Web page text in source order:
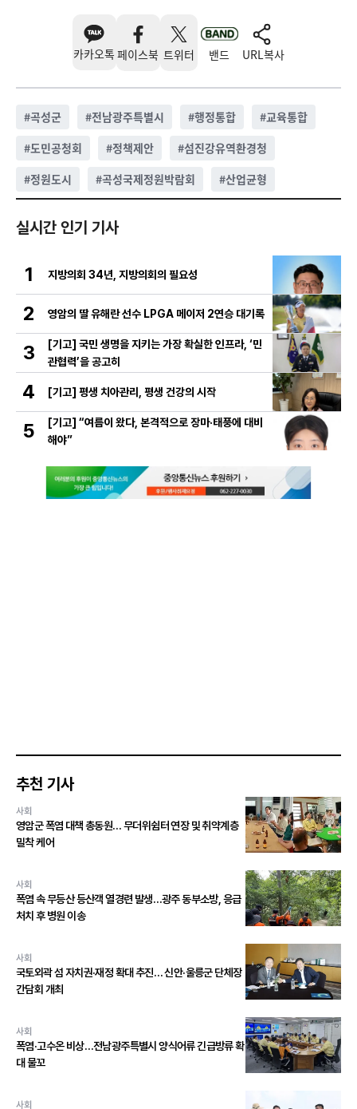
카카오톡 페이스북 트위터 밴드 URL복사
#곡성군 #전남광주특별시 #행정통합 #교육통합
#도민공청회 #정책제안 #섬진강유역환경청
#정원도시 #곡성국제정원박람회 #산업균형
실시간 인기 기사
1 지방의회 34년, 지방의회의 필요성
2 영암의 딸 유해란 선수 LPGA 메이저 2연승 대기록
3
[기고] 국민 생명을 지키는 가장 확실한 인프라, ‘민
관협력’을 공고히
4 [기고] 평생 치아관리, 평생 건강의 시작
5
[기고] “여름이 왔다, 본격적으로 장마·태풍에 대비
해야”
추천 기사
사회
영암군 폭염 대책 총동원… 무더위쉼터 연장 및 취약계층
밀착 케어
사회
폭염 속 무등산 등산객 열경련 발생…광주 동부소방, 응급
처치 후 병원 이송
사회
국토외곽 섬 자치권·재정 확대 추진… 신안·울릉군 단체장
간담회 개최
사회
폭염·고수온 비상…전남광주특별시 양식어류 긴급방류 확
대 물꼬
사회